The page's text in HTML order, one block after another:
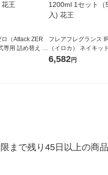
（Attack ZER
専用 詰め替え メ
2300g 1セット
フレアフレグランス
（イロカ） ネイキッ
ーの香り 柔軟剤 詰め
6,582円
まで残り45日以上の商